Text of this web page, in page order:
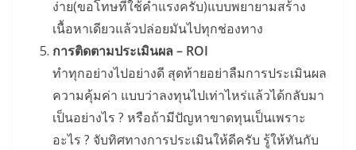
ง่าย(ขอโทษที่ใช้คำแรงครับ)แบบพยายามสร้าง
เนื้อหาเดียวแล้วปล่อยมันไปทุกช่องทาง
การติดตามประเมินผล – ROI
ทำทุกอย่างไปอย่างดี สุดท้ายอย่าลืมการประเมินผล
ความคุ้มค่า แบบว่าลงทุนไปเท่าไหร่แล้วได้กลับมา
เป็นอย่างไร ? หรือถ้ามีปัญหาขาดทุนเป็นเพราะ
อะไร ? จับทิศทางการประเมินให้ดีครับ รู้ให้ทันกับ